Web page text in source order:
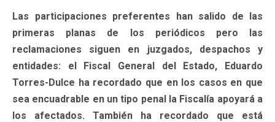
Las participaciones preferentes han salido de las
primeras planas de los periódicos pero las
reclamaciones siguen en juzgados, despachos y
entidades: el Fiscal General del Estado, Eduardo
Torres-Dulce ha recordado que en los casos en que
sea encuadrable en un tipo penal la Fiscalía apoyará a
los afectados. También ha recordado que está